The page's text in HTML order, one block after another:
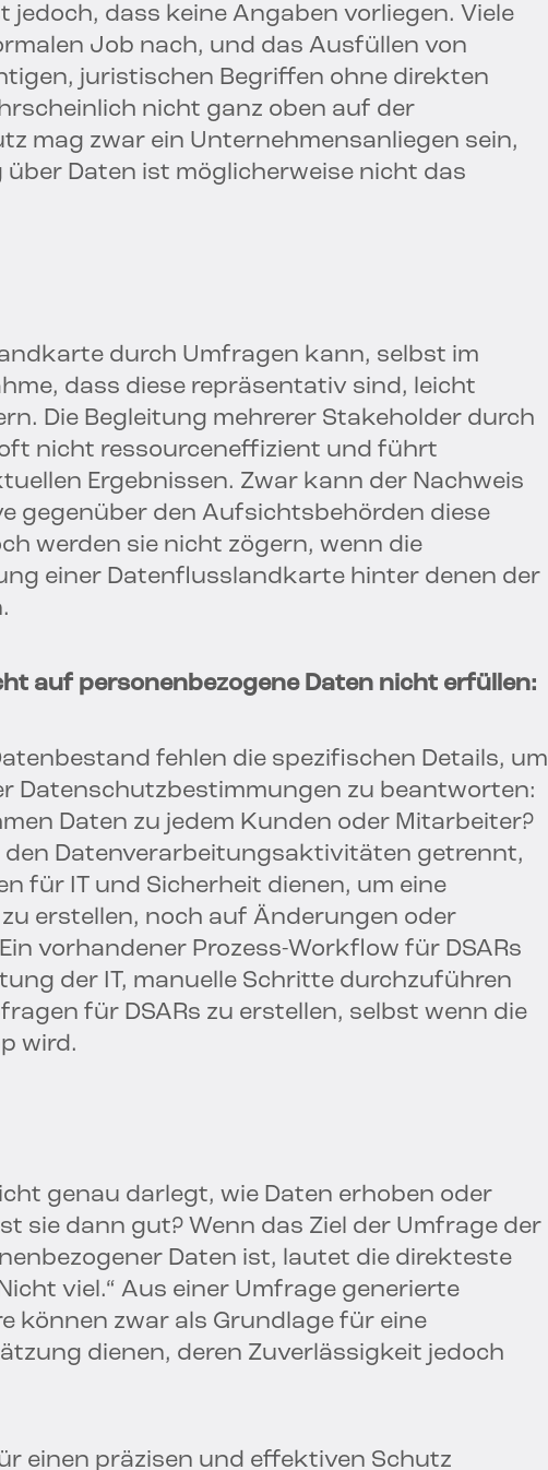
jedoch, dass keine Angaben vorliegen. Viele
Job nach, und das Ausfüllen von
juristischen Begriffen ohne direkten
nicht ganz oben auf der
mag zwar ein Unternehmensanliegen sein,
Daten ist möglicherweise nicht das
durch Umfragen kann, selbst im
dass diese repräsentativ sind, leicht
Die Begleitung mehrerer Stakeholder durch
nicht ressourceneffizient und führt
Ergebnissen. Zwar kann der Nachweis
gegenüber den Aufsichtsbehörden diese
werden sie nicht zögern, wenn die
einer Datenflusslandkarte hinter denen der
auf personenbezogene Daten nicht erfüllen:
fehlen die spezifischen Details, um
Datenschutzbestimmungen zu beantworten:
Daten zu jedem Kunden oder Mitarbeiter?
Datenverarbeitungsaktivitäten getrennt,
für IT und Sicherheit dienen, um eine
erstellen, noch auf Änderungen oder
vorhandener Prozess-Workflow für DSARs
der IT, manuelle Schritte durchzuführen
für DSARs zu erstellen, selbst wenn die
wird.
genau darlegt, wie Daten erhoben oder
sie dann gut? Wenn das Ziel der Umfrage der
Daten ist, lautet die direkteste
viel.“ Aus einer Umfrage generierte
können zwar als Grundlage für eine
dienen, deren Zuverlässigkeit jedoch
einen präzisen und effektiven Schutz